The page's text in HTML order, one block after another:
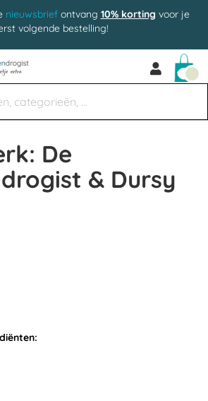
nieuwsbriefontvang 10% korting voor je
volgende bestelling!
De
& Dursy